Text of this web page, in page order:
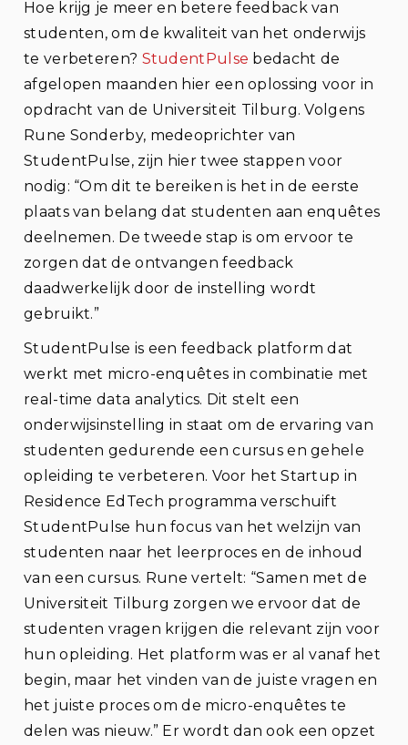
Hoe krijg je meer en betere feedback van
studenten, om de kwaliteit van het onderwijs
te verbeteren? StudentPulse bedacht de
afgelopen maanden hier een oplossing voor in
opdracht van de Universiteit Tilburg. Volgens
Rune Sonderby, medeoprichter van
StudentPulse, zijn hier twee stappen voor
nodig: “Om dit te bereiken is het in de eerste
plaats van belang dat studenten aan enquêtes
deelnemen. De tweede stap is om ervoor te
zorgen dat de ontvangen feedback
daadwerkelijk door de instelling wordt
gebruikt.”
StudentPulse is een feedback platform dat
werkt met micro-enquêtes in combinatie met
real-time data analytics. Dit stelt een
onderwijsinstelling in staat om de ervaring van
studenten gedurende een cursus en gehele
opleiding te verbeteren. Voor het Startup in
Residence EdTech programma verschuift
StudentPulse hun focus van het welzijn van
studenten naar het leerproces en de inhoud
van een cursus. Rune vertelt: “Samen met de
Universiteit Tilburg zorgen we ervoor dat de
studenten vragen krijgen die relevant zijn voor
hun opleiding. Het platform was er al vanaf het
begin, maar het vinden van de juiste vragen en
het juiste proces om de micro-enquêtes te
delen was nieuw.” Er wordt dan ook een opzet